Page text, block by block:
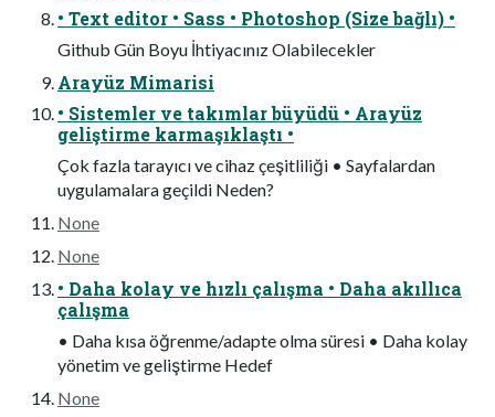
• Text editor • Sass • Photoshop (Size bağlı) •
Github Gün Boyu İhtiyacınız Olabilecekler
Arayüz Mimarisi
• Sistemler ve takımlar büyüdü • Arayüz
geliştirme karmaşıklaştı •
Çok fazla tarayıcı ve cihaz çeşitliliği • Sayfalardan
uygulamalara geçildi Neden?
None
None
• Daha kolay ve hızlı çalışma • Daha akıllıca
çalışma
• Daha kısa öğrenme/adapte olma süresi • Daha kolay
yönetim ve geliştirme Hedef
None